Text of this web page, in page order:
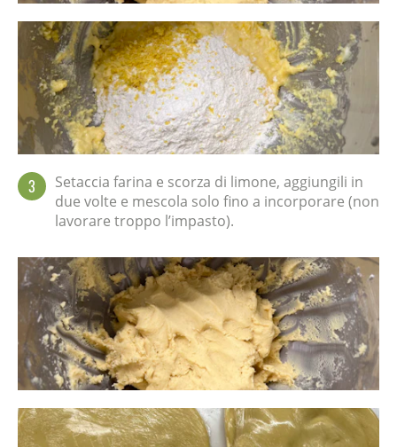
3
Setaccia farina e scorza di limone, aggiungili in
due volte e mescola solo fino a incorporare (non
lavorare troppo l’impasto).